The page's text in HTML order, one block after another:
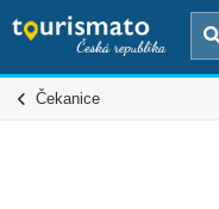
Čekanice